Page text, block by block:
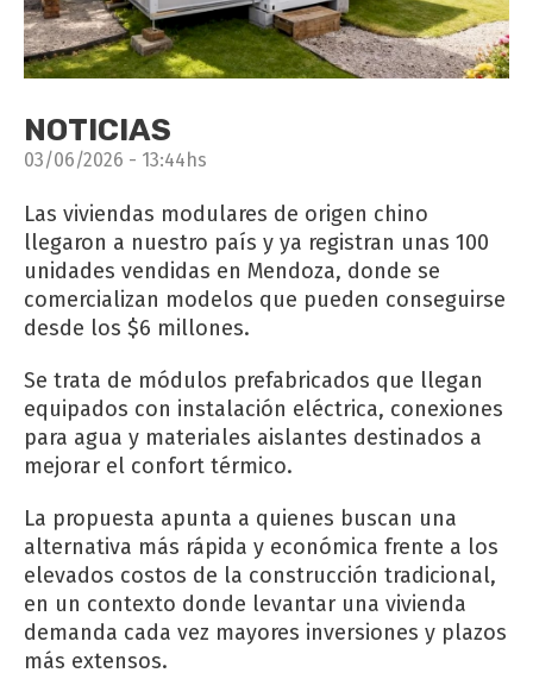
NOTICIAS
03/06/2026 - 13:44hs
Las viviendas modulares de origen chino
llegaron a nuestro país y ya registran unas 100
unidades vendidas en Mendoza, donde se
comercializan modelos que pueden conseguirse
desde los $6 millones.
Se trata de módulos prefabricados que llegan
equipados con instalación eléctrica, conexiones
para agua y materiales aislantes destinados a
mejorar el confort térmico.
La propuesta apunta a quienes buscan una
alternativa más rápida y económica frente a los
elevados costos de la construcción tradicional,
en un contexto donde levantar una vivienda
demanda cada vez mayores inversiones y plazos
más extensos.